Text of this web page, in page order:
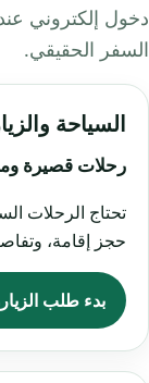
دخول إلكتروني
السفر الحقيقي.
السياحة
رحلات قصيرة
تحتاج الرحلات
حجز إقامة،
بدء طلب